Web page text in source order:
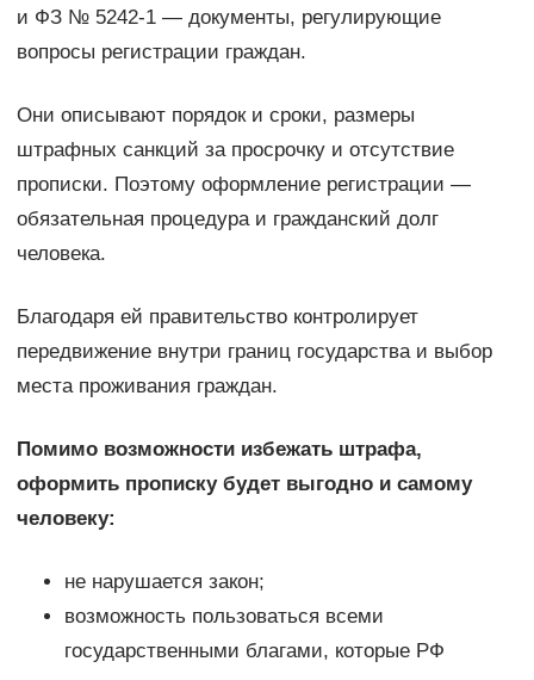
и ФЗ № 5242-1 — документы, регулирующие
вопросы регистрации граждан.
Они описывают порядок и сроки, размеры
штрафных санкций за просрочку и отсутствие
прописки. Поэтому оформление регистрации —
обязательная процедура и гражданский долг
человека.
Благодаря ей правительство контролирует
передвижение внутри границ государства и выбор
места проживания граждан.
Помимо возможности избежать штрафа,
оформить прописку будет выгодно и самому
человеку:
не нарушается закон;
возможность пользоваться всеми
государственными благами, которые РФ